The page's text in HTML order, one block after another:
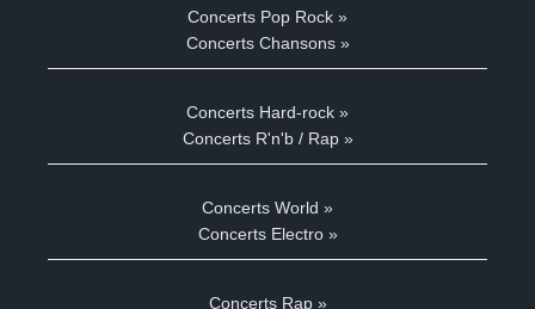
Concerts Pop Rock »
Concerts Chansons »
Concerts Hard-rock »
Concerts R'n'b / Rap »
Concerts World »
Concerts Electro »
Concerts Rap »